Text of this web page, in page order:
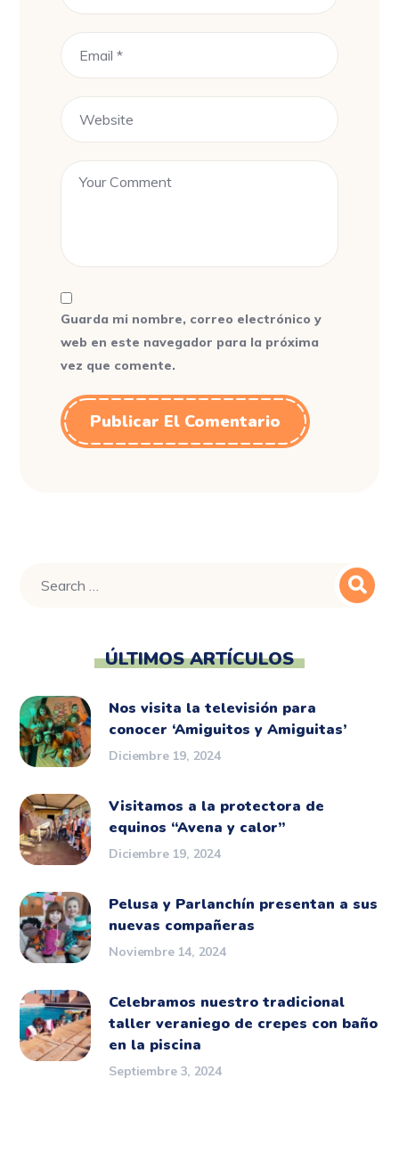
Guarda mi nombre, correo electrónico y
web en este navegador para la próxima
vez que comente.
ÚLTIMOS ARTÍCULOS
Nos visita la televisión para
conocer ‘Amiguitos y Amiguitas’
Diciembre 19, 2024
Visitamos a la protectora de
equinos “Avena y calor”
Diciembre 19, 2024
Pelusa y Parlanchín presentan a sus
nuevas compañeras
Noviembre 14, 2024
Celebramos nuestro tradicional
taller veraniego de crepes con baño
en la piscina
Septiembre 3, 2024